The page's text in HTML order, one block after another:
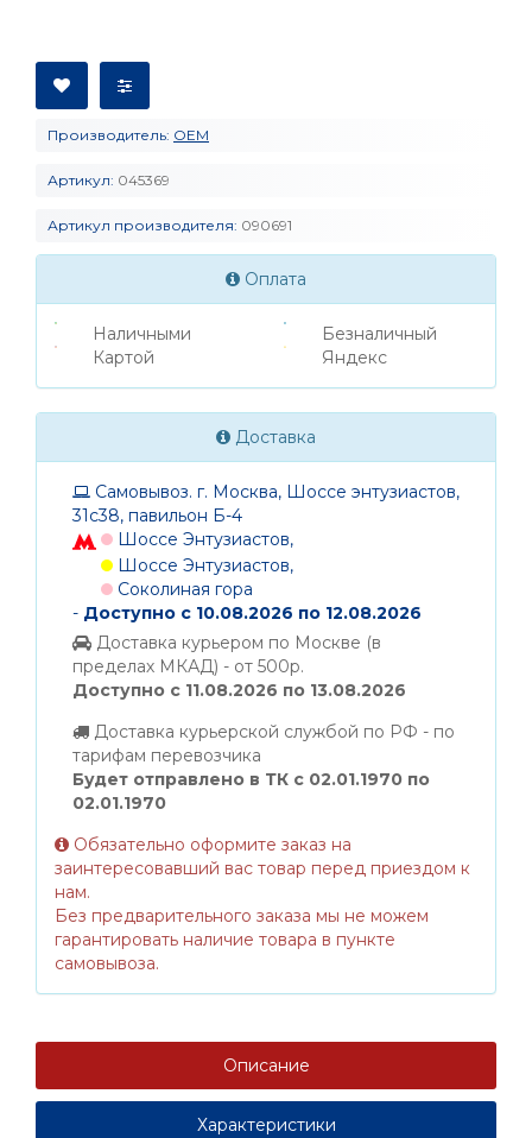
Производитель: OEM
Артикул: 045369
Артикул производителя: 090691
Оплата
Наличными
Картой
Безналичный
Яндекс
Доставка
Самовывоз. г. Москва, Шоссе энтузиастов,
31с38, павильон Б-4
Шоссе Энтузиастов,
Шоссе Энтузиастов,
Соколиная гора
- Доступно с 10.08.2026 по 12.08.2026
Доставка курьером по Москве (в
пределах МКАД) - от 500р.
Доступно с 11.08.2026 по 13.08.2026
Доставка курьерской службой по РФ - по
тарифам перевозчика
Будет отправлено в ТК с 02.01.1970 по
02.01.1970
Обязательно оформите заказ на
заинтересовавший вас товар перед приездом к
нам.
Без предварительного заказа мы не можем
гарантировать наличие товара в пункте
самовывоза.
Описание
Характеристики